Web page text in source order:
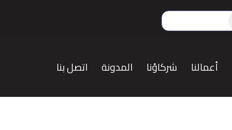
أعمالنا شركاؤنا المدونة اتصل بنا